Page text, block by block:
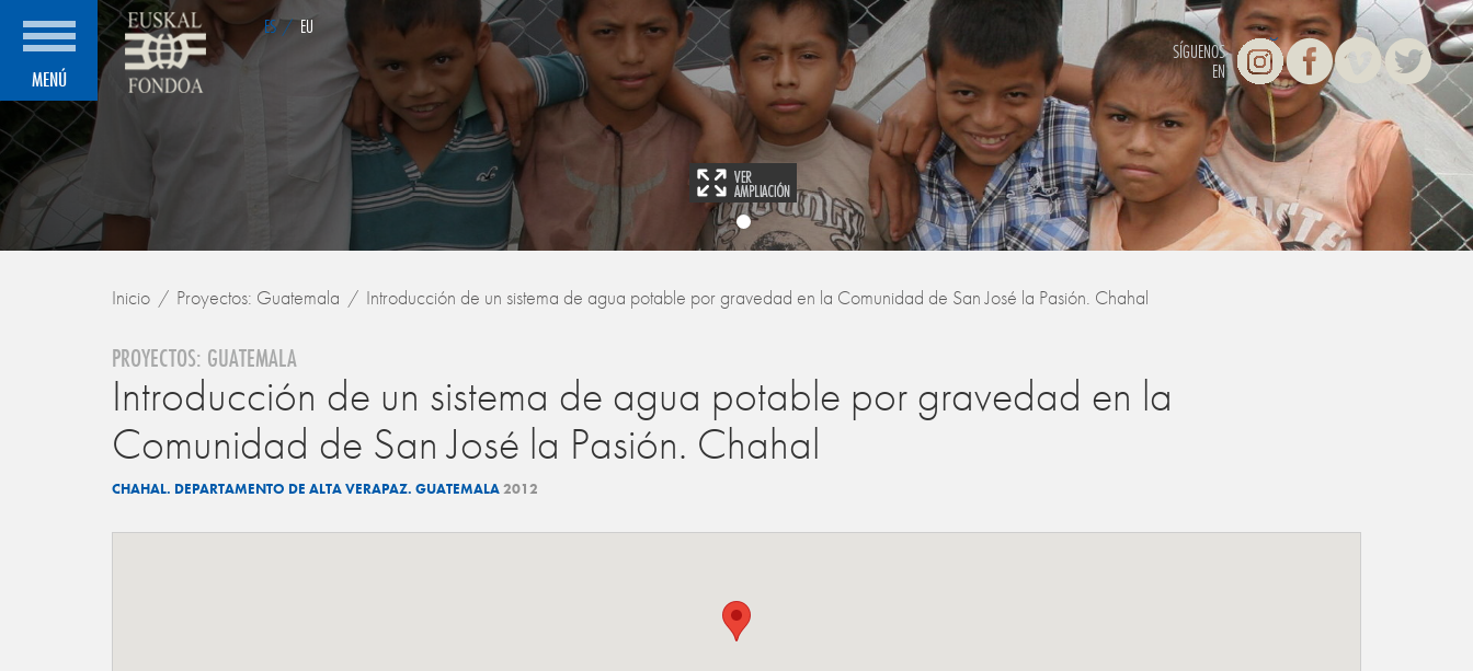
MENÚ
ES / EU
SÍGUENOS
EN
InstagramFacebook
Vimeo Twitter
Inicio Proyectos: Guatemala Introducción de un sistema de agua potable por gravedad en la Comunidad de San José la Pasión. Chahal
PROYECTOS: GUATEMALA
Introducción de un sistema de agua potable por gravedad en la
Comunidad de San José la Pasión. Chahal
CHAHAL. DEPARTAMENTO DE ALTA VERAPAZ. GUATEMALA2012